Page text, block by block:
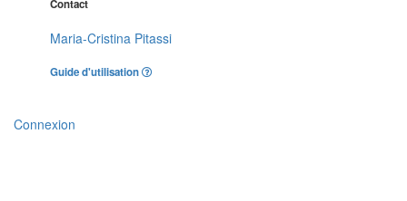
Contact
Maria-Cristina Pitassi
Guide d'utilisation
Connexion